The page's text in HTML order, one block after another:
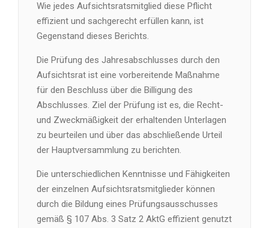
Wie jedes Aufsichtsratsmitglied diese Pflicht
effizient und sachgerecht erfüllen kann, ist
Gegenstand dieses Berichts.
Die Prüfung des Jahresabschlusses durch den
Aufsichtsrat ist eine vorbereitende Maßnahme
für den Beschluss über die Billigung des
Abschlusses. Ziel der Prüfung ist es, die Recht-
und Zweckmäßigkeit der erhaltenden Unterlagen
zu beurteilen und über das abschließende Urteil
der Hauptversammlung zu berichten.
Die unterschiedlichen Kenntnisse und Fähigkeiten
der einzelnen Aufsichtsratsmitglieder können
durch die Bildung eines Prüfungsausschusses
gemäß § 107 Abs. 3 Satz 2 AktG effizient genutzt